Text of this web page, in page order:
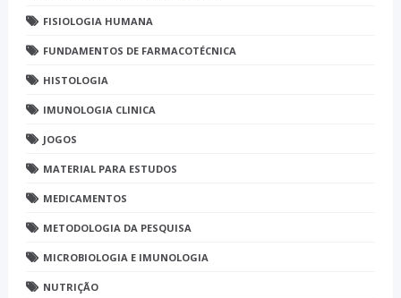
FISIOLOGIA HUMANA
FUNDAMENTOS DE FARMACOTÉCNICA
HISTOLOGIA
IMUNOLOGIA CLINICA
JOGOS
MATERIAL PARA ESTUDOS
MEDICAMENTOS
METODOLOGIA DA PESQUISA
MICROBIOLOGIA E IMUNOLOGIA
NUTRIÇÃO